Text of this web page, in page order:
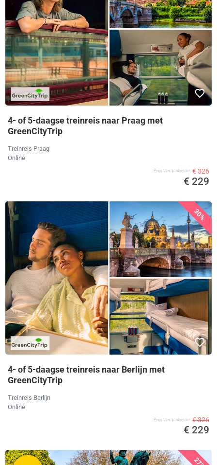
4- of 5-daagse treinreis naar Praag met
GreenCityTrip
Treinreis Praag
Online
Prijs van aanbieder € 326
€ 229
30%
4- of 5-daagse treinreis naar Berlijn met
GreenCityTrip
Treinreis Berlijn
Online
Prijs van aanbieder € 326
€ 229